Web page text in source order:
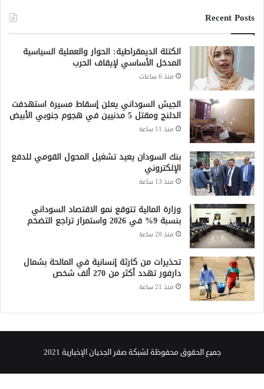
Recent Posts
الكتلة الديمقراطية: الحوار والعملية السياسية
المدخل الأساسي لإيقاف الحرب
منذ 6 ساعات
الجيش السوداني يعلن إسقاط مسيرة استهدفت
الدلنج ومقتل 5 مدنيين في هجوم جنوبي الأبيض
منذ 11 ساعة
بنك السودان يعيد تشغيل المحول القومي للدفع
الإلكتروني
منذ 13 ساعة
وزارة المالية تتوقع نمو الاقتصاد السوداني
بنسبة 9% في 2026 واستمرار تراجع التضخم
منذ 20 ساعة
تحذيرات من كارثة إنسانية في المالحة بشمال
دارفور تهدد أكثر من 270 ألف شخص
منذ 21 ساعة
جميع الحقوق محفوظة لشبكة صقر الجديان الإخبارية 2021